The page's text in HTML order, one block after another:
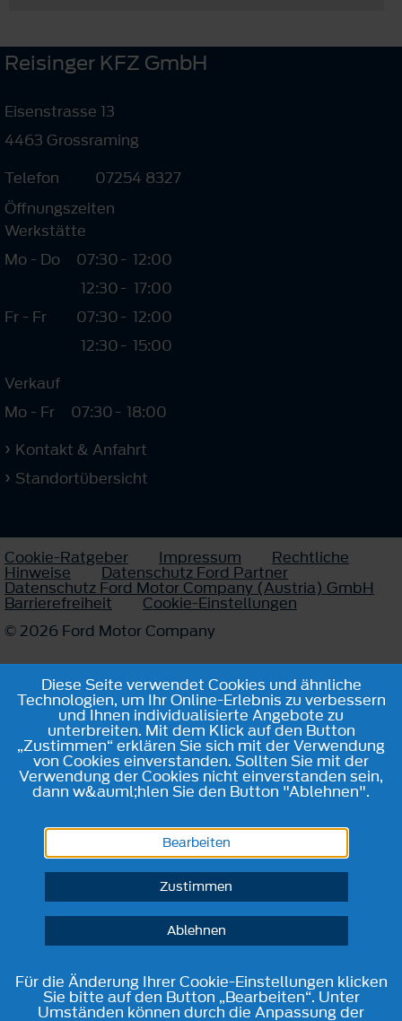
Reisinger KFZ GmbH
Eisenstrasse 13
4463 Grossraming
Telefon
07254 8327
Öffnungszeiten
Werkstätte
Mo - Do
07:30
12:30
-
-
12:00
17:00
Fr - Fr
07:30
12:30
-
-
12:00
15:00
Verkauf
Mo - Fr
07:30- 18:00
Kontakt & Anfahrt
Standortübersicht
Cookie-Ratgeber Impressum Rechtliche
Hinweise Datenschutz Ford Partner
Datenschutz Ford Motor Company (Austria) GmbH
Barrierefreiheit
Cookie-Einstellungen
© 2026 Ford Motor Company
Diese Seite verwendet Cookies und ähnliche
Technologien, um Ihr Online-Erlebnis zu verbessern
und Ihnen individualisierte Angebote zu
unterbreiten. Mit dem Klick auf den Button
„Zustimmen“ erklären Sie sich mit der Verwendung
von Cookies einverstanden. Sollten Sie mit der
Verwendung der Cookies nicht einverstanden sein,
dann w&auml;hlen Sie den Button "Ablehnen".
Bearbeiten
Zustimmen
Ablehnen
Für die Änderung Ihrer Cookie-Einstellungen klicken
Sie bitte auf den Button „Bearbeiten“. Unter
Umständen können durch die Anpassung der